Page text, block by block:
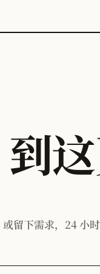
这
留下需求，24 小时